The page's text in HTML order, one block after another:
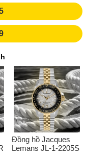
– Hà Nội
- Hà Nội
- Hà Nội
Biên - Hà Nội
Đồng hồ Jacques
Lemans JL-1-2205S